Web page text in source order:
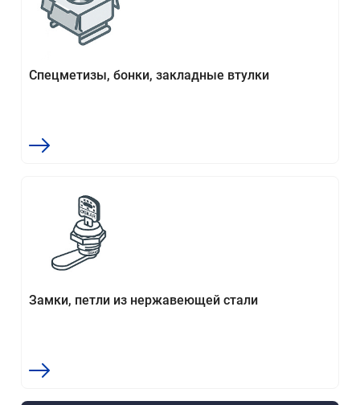
Спецметизы, бонки, закладные втулки
Замки, петли из нержавеющей стали